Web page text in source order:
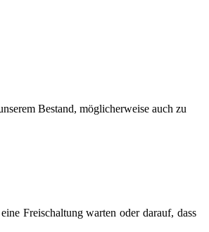
Bestand, möglicherweise auch zu
Freischaltung warten oder darauf, dass